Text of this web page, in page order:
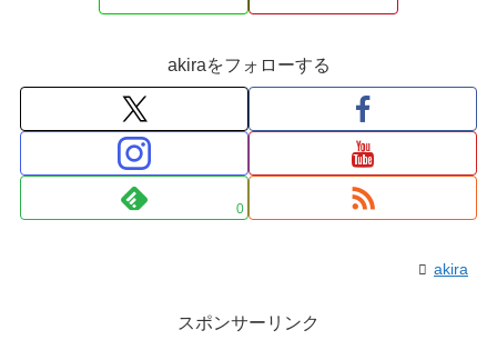
akiraをフォローする
0
akira
スポンサーリンク